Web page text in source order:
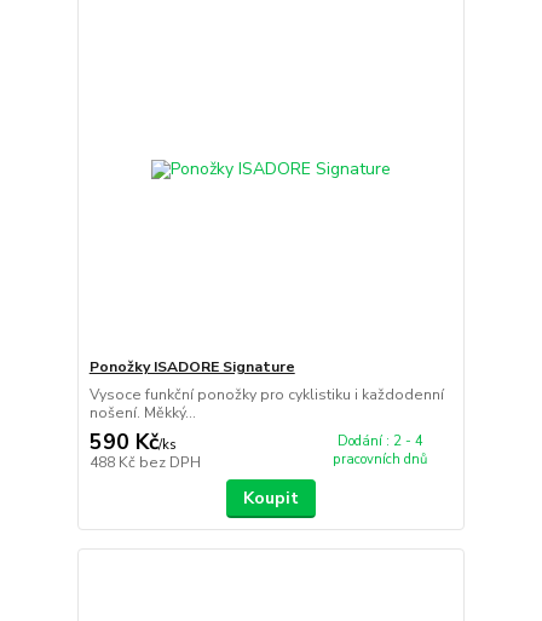
Ponožky ISADORE Signature
Vysoce funkční ponožky pro cyklistiku i každodenní
nošení. Měkký...
590 Kč/ks
488 Kč bez DPH
Dodání : 2 - 4
pracovních dnů
Koupit